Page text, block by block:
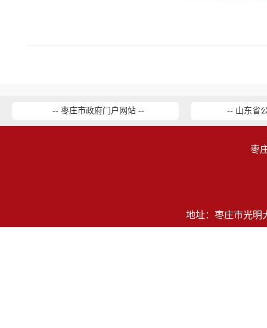
-- 枣庄市政府门户网站 -- -- 山东省
枣
地址：枣庄市光明